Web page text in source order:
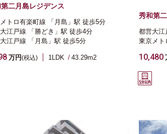
二月島レジデンス
トロ有楽町線 「月島」駅 徒歩5分
江戸線
「勝どき」駅 徒歩4分
江戸線
「月島」駅 徒歩5分
万円(税込) 1LDK 43.29m2
秀和第
都営大江
東京メト
10,480